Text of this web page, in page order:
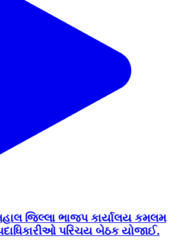
જિલ્લા ભાજપ કાર્યાલય કમલમ
પરિચય બેઠક યોજાઈ.